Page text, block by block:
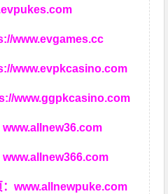
www.evgames.cc
www.evpkcasino.com
www.ggpkcasino.com
www.allnew36.com
www.allnew366.com
：www.allnewpuke.com